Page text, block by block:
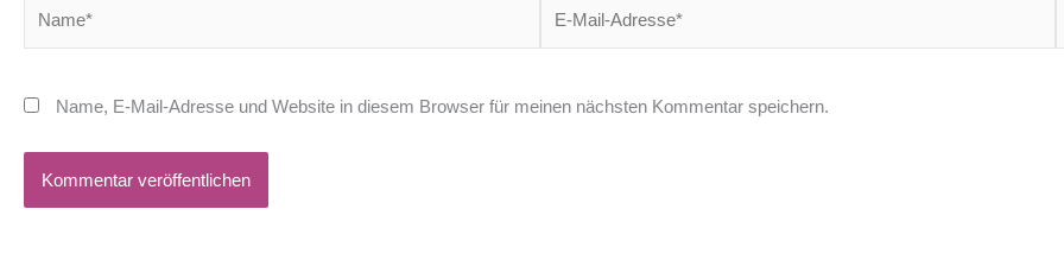
Mail-
Name, E-Mail-Adresse und Website in diesem Browser für meinen nächsten Kommentar speichern.